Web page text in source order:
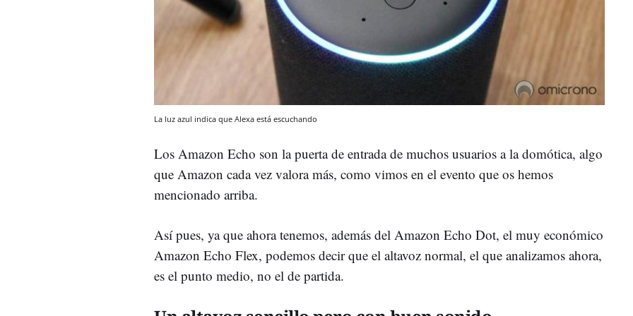
La luz azul indica que Alexa está escuchando
Los Amazon Echo son la puerta de entrada de muchos usuarios a la domótica, algo
que Amazon cada vez valora más, como vimos en el evento que os hemos
mencionado arriba.
Así pues, ya que ahora tenemos, además del Amazon Echo Dot, el muy económico
Amazon Echo Flex, podemos decir que el altavoz normal, el que analizamos ahora,
es el punto medio, no el de partida.